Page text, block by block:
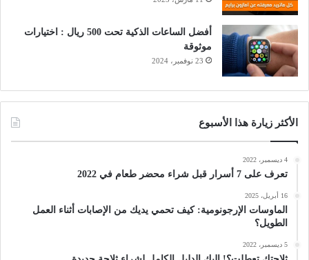
أفضل الساعات الذكية تحت 500 ريال : اختيارات
موثوقة
23 نوفمبر، 2024
الأكثر زيارة هذا الأسبوع
4 ديسمبر، 2022
تعرف على 7 أسرار قبل شراء محضر طعام في 2022
16 أبريل، 2025
الماوسات الإرجونومية: كيف تحمي يديك من الإصابات أثناء العمل
الطويل؟
5 ديسمبر، 2022